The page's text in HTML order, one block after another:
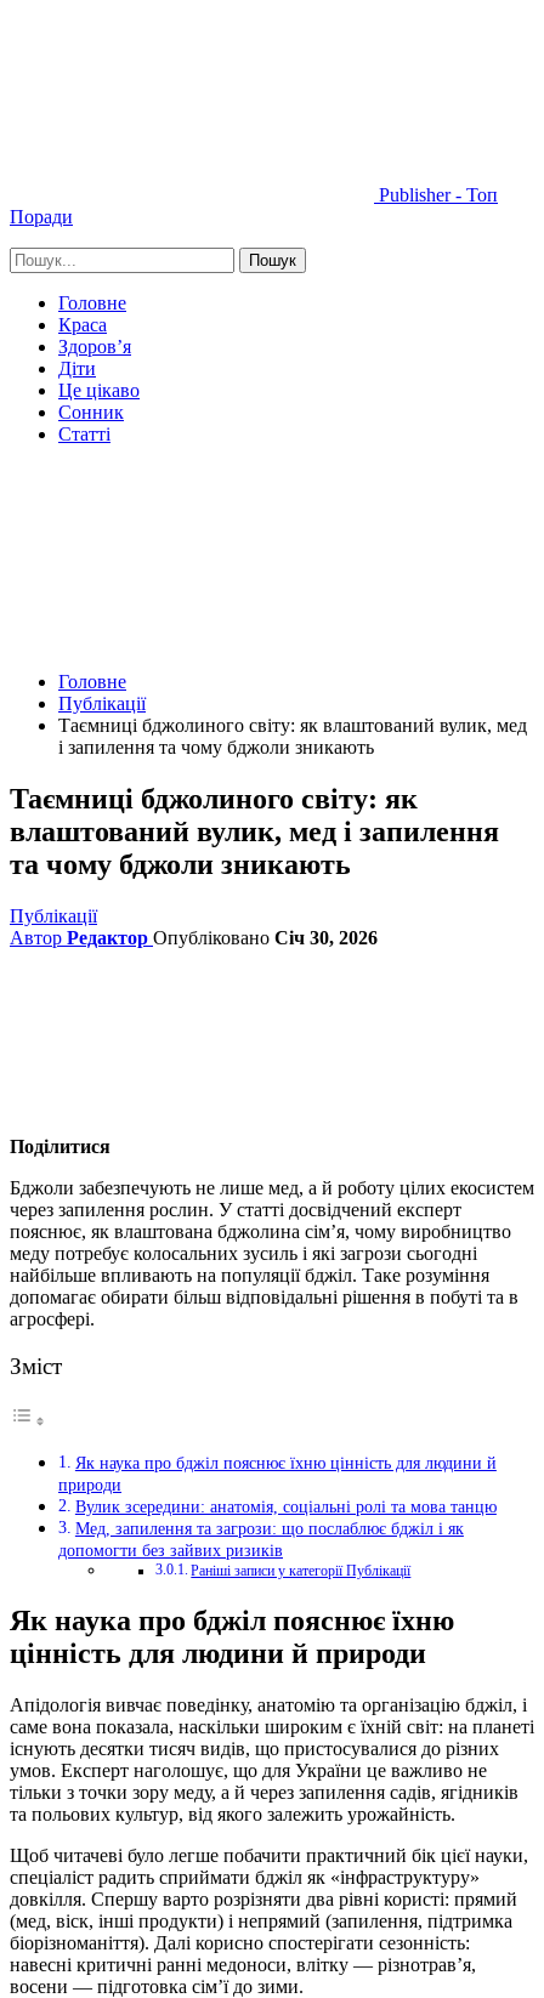
Publisher - Топ
Поради
Головне
Краса
Здоров’я
Діти
Це цікаво
Сонник
Статті
Головне
Публікації
Таємниці бджолиного світу: як влаштований вулик, мед
і запилення та чому бджоли зникають
Таємниці бджолиного світу: як
влаштований вулик, мед і запилення
та чому бджоли зникають
Публікації
Автор Редактор Опубліковано Січ 30, 2026
Поділитися
Бджоли забезпечують не лише мед, а й роботу цілих екосистем
через запилення рослин. У статті досвідчений експерт
пояснює, як влаштована бджолина сім’я, чому виробництво
меду потребує колосальних зусиль і які загрози сьогодні
найбільше впливають на популяції бджіл. Таке розуміння
допомагає обирати більш відповідальні рішення в побуті та в
агросфері.
Зміст
Як наука про бджіл пояснює їхню цінність для людини й
природи
Вулик зсередини: анатомія, соціальні ролі та мова танцю
Мед, запилення та загрози: що послаблює бджіл і як
допомогти без зайвих ризиків
Раніші записи у категорії Публікації
Як наука про бджіл пояснює їхню
цінність для людини й природи
Апідологія вивчає поведінку, анатомію та організацію бджіл, і
саме вона показала, наскільки широким є їхній світ: на планеті
існують десятки тисяч видів, що пристосувалися до різних
умов. Експерт наголошує, що для України це важливо не
тільки з точки зору меду, а й через запилення садів, ягідників
та польових культур, від якого залежить урожайність.
Щоб читачеві було легше побачити практичний бік цієї науки,
спеціаліст радить сприймати бджіл як «інфраструктуру»
довкілля. Спершу варто розрізняти два рівні користі: прямий
(мед, віск, інші продукти) і непрямий (запилення, підтримка
біорізноманіття). Далі корисно спостерігати сезонність:
навесні критичні ранні медоноси, влітку — різнотрав’я,
восени — підготовка сім’ї до зими.